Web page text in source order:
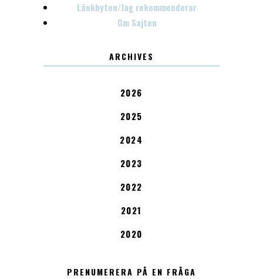
Länkbyten/Jag rekommenderar
Om Sajten
ARCHIVES
2026
2025
2024
2023
2022
2021
2020
PRENUMERERA PÅ EN FRÅGA